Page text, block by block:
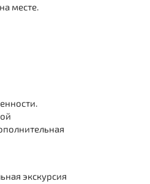
месте.
экскурсия